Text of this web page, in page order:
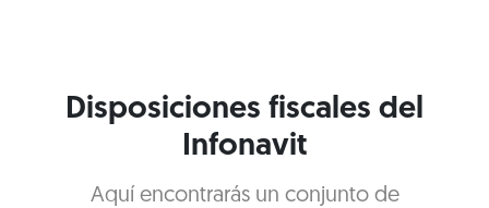
Disposiciones fiscales del
Infonavit
Aquí encontrarás un conjunto de